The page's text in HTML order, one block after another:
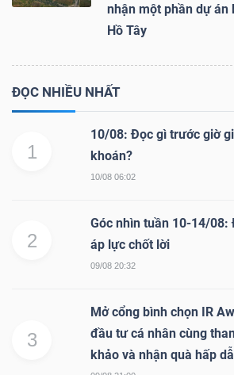
nhận một phần dự án
Hồ Tây
ĐỌC NHIỀU NHẤT
1
10/08: Đọc gì trước giờ
khoán?
10/08 06:02
2
Góc nhìn tuần 10-14/
áp lực chốt lời
09/08 20:32
3
Mở cổng bình chọn IR
đầu tư cá nhân cùng
khảo và nhận quà hấp